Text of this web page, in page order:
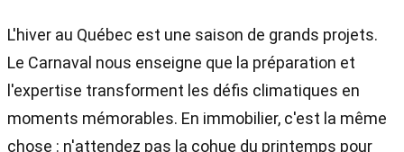
L'hiver au Québec est une saison de grands projets.
Le Carnaval nous enseigne que la préparation et
l'expertise transforment les défis climatiques en
moments mémorables. En immobilier, c'est la même
chose : n'attendez pas la cohue du printemps pour